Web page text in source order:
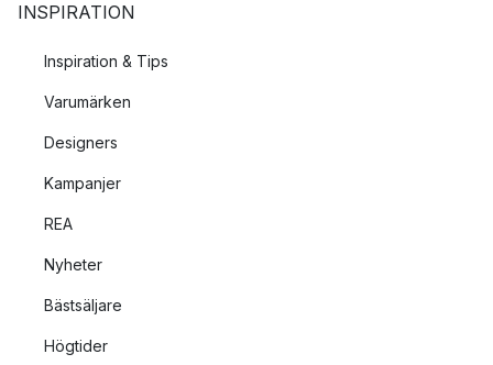
INSPIRATION
Inspiration & Tips
Varumärken
Designers
Kampanjer
REA
Nyheter
Bästsäljare
Högtider